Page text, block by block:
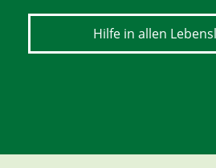
Hilfe in allen